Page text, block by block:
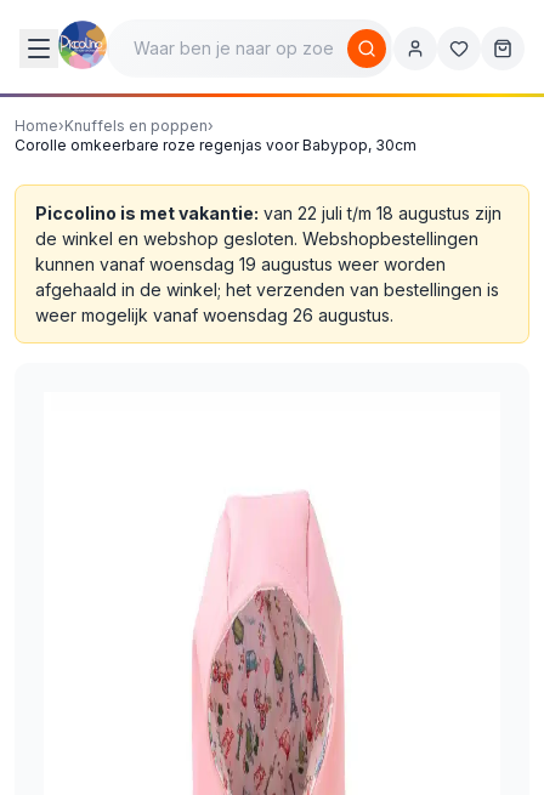
Home›Knuffels en poppen›
Corolle omkeerbare roze regenjas voor Babypop, 30cm
Piccolino is met vakantie: van 22 juli t/m 18 augustus zijn
de winkel en webshop gesloten. Webshopbestellingen
kunnen vanaf woensdag 19 augustus weer worden
afgehaald in de winkel; het verzenden van bestellingen is
weer mogelijk vanaf woensdag 26 augustus.